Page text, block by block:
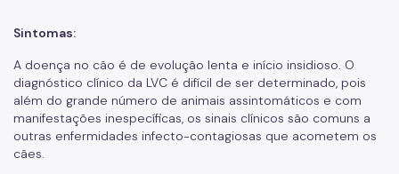
Sintomas:
A doença no cão é de evolução lenta e início insidioso. O
diagnóstico clínico da LVC é difícil de ser determinado, pois
além do grande número de animais assintomáticos e com
manifestações inespecíficas, os sinais clínicos são comuns a
outras enfermidades infecto-contagiosas que acometem os
cães.